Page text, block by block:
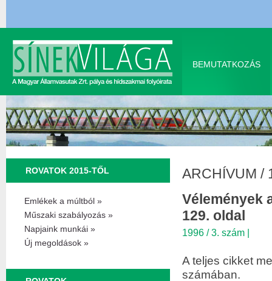
BEMUTATKOZÁS
ROVATOK 2015-TŐL
Emlékek a múltból »
Műszaki szabályozás »
Napjaink munkái »
Új megoldások »
ARCHÍVUM /
Vélemények
129. oldal
1996 / 3. szám |
A teljes cikket
számában.